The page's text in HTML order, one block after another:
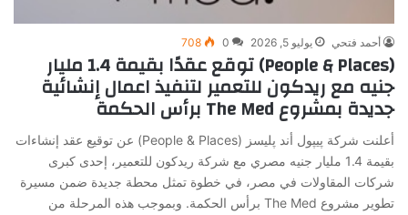
أحمد فتحي يوليو 5, 2026 0
708
(People & Places) توقع عقدًا بقيمة 1.4 مليار
جنيه مع ريدكون للتعمير لتنفيذ اعمال إنشائية
جديدة بمشروع The Med برأس الحكمة
أعلنت شركة پيپول أند پليسز (People & Places) عن توقيع عقد إنشاءات
بقيمة 1.4 مليار جنيه مصري مع شركة ريدكون للتعمير، إحدى كبرى
شركات المقاولات في مصر، في خطوة تمثل محطة جديدة ضمن مسيرة
تطوير مشروع The Med برأس الحكمة. وبموجب هذه المرحلة من